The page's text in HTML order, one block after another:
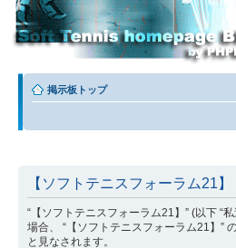
掲示板トップ
【ソフトテニスフォーラム21
“【ソフトテニスフォーラム21】” (以下 “
場合、 “【ソフトテニスフォーラム21】”
と見なされます。